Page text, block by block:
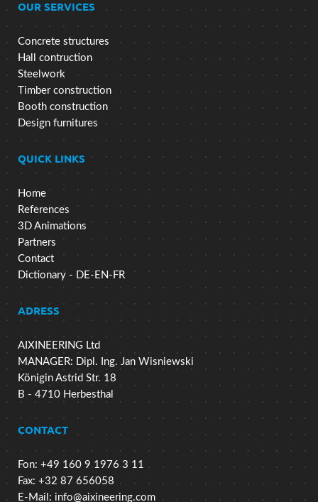
OUR SERVICES
Concrete structures
Hall contruction
Steelwork
Timber construction
Booth construction
Design furnitures
QUICK LINKS
Home
References
3D Animations
Partners
Contact
Dictionary - DE-EN-FR
ADRESS
AIXINEERING Ltd
MANAGER: Dipl. Ing. Jan Wisniewski
Königin Astrid Str. 18
B - 4710 Herbesthal
CONTACT
Fon: +49 160 9 1976 3 11
Fax: +32 87 656058
E-Mail: info@aixineering.com